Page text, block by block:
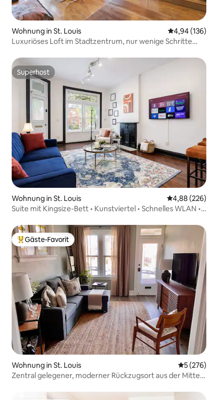
Wohnung in St. Louis
4,94 (136)
Luxuriöses Loft im Stadtzentrum, nur wenige Schritte
Superhost
Superhost
Wohnung in St. Louis
4,88 (226)
Suite mit Kingsize-Bett • Kunstviertel • Schnelles WLAN •
Beliebter Gäste-Favorit.
Gäste-Favorit
Wohnung in St. Louis
5 (276)
Zentral gelegener, moderner Rückzugsort aus der Mitte